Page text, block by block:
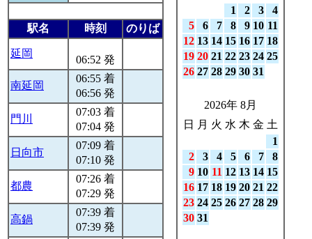
駅名 時刻 のりば
延岡
06:52 発
南延岡
06:55 着
06:56 発
門川
07:03 着
07:04 発
日向市
07:09 着
07:10 発
都農
07:26 着
07:29 発
高鍋
07:39 着
07:39 発
1
2 3
4
5
6 7 8 9 10 11
12 13 14 15 16 17 18
19 20 21 22 23 24 25
26 27 28 29 30 31
2026年 8月
日
月 火 水 木 金 土
1
2
3 4 5 6 7
8
9 10 11 12 13 14 15
16 17 18 19 20 21 22
23 24 25 26 27 28 29
30 31